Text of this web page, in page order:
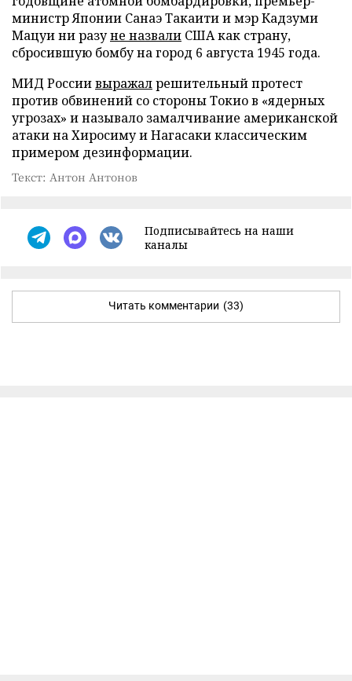
министр Японии Санаэ Такаити и мэр Кадзуми
Мацуи ни разуне назвали США как страну,
сбросившую бомбу на город 6 августа 1945 года.
МИД Россиивыражалрешительный протест
против обвинений со стороны Токио в «ядерных
угрозах» и называло замалчивание американской
атаки на Хиросиму и Нагасаки классическим
примером дезинформации.
Текст: Антон Антонов
Подписывайтесь на наши
каналы
Читать комментарии (33)